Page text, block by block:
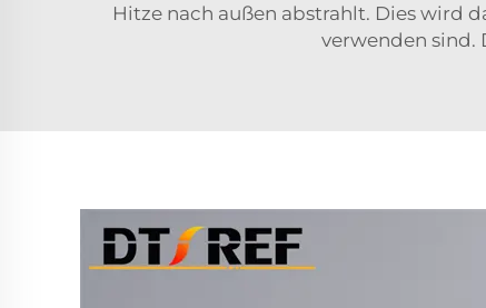
Hitze nach außen abstrahlt. Dies wird
verwenden sind.